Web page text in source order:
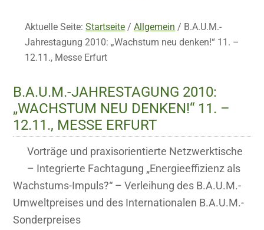
Aktuelle Seite:Startseite / Allgemein / B.A.U.M.-
Jahrestagung 2010: „Wachstum neu denken!“ 11. –
12.11., Messe Erfurt
B.A.U.M.-JAHRESTAGUNG 2010:
„WACHSTUM NEU DENKEN!“ 11. –
12.11., MESSE ERFURT
Vorträge und praxisorientierte Netzwerktische
– Integrierte Fachtagung „Energieeffizienz als
Wachstums-Impuls?“ – Verleihung des B.A.U.M.-
Umweltpreises und des Internationalen B.A.U.M.-
Sonderpreises